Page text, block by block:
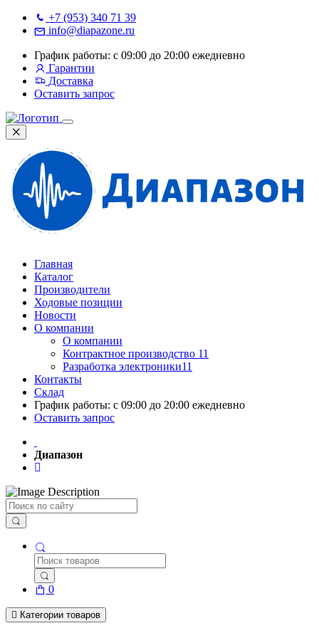
+7 (953) 340 71 39
info@diapazone.ru
График работы: с 09:00 до 20:00 ежедневно
Гарантии
Доставка
Оставить запрос
Главная
Каталог
Производители
Ходовые позиции
Новости
О компании
О компании
Контрактное производство 11
Разработка электроники11
Контакты
Склад
График работы: с 09:00 до 20:00 ежедневно
Оставить запрос
Диапазон
Поиск
0
Категории товаров